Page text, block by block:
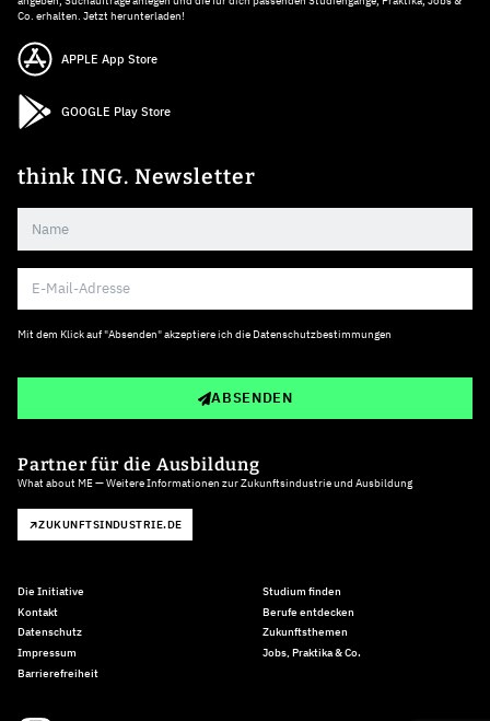
Co. erhalten. Jetzt herunterladen!
APPLE App Store
GOOGLE Play Store
think ING. Newsletter
Mit dem Klick auf "Absenden" akzeptiere ich die Datenschutzbestimmungen
ABSENDEN
Partner für die Ausbildung
What about ME — Weitere Informationen zur Zukunftsindustrie und Ausbildung
ZUKUNFTSINDUSTRIE.DE
Die Initiative
Kontakt
Datenschutz
Impressum
Barrierefreiheit
Studium finden
Berufe entdecken
Zukunftsthemen
Jobs, Praktika & Co.